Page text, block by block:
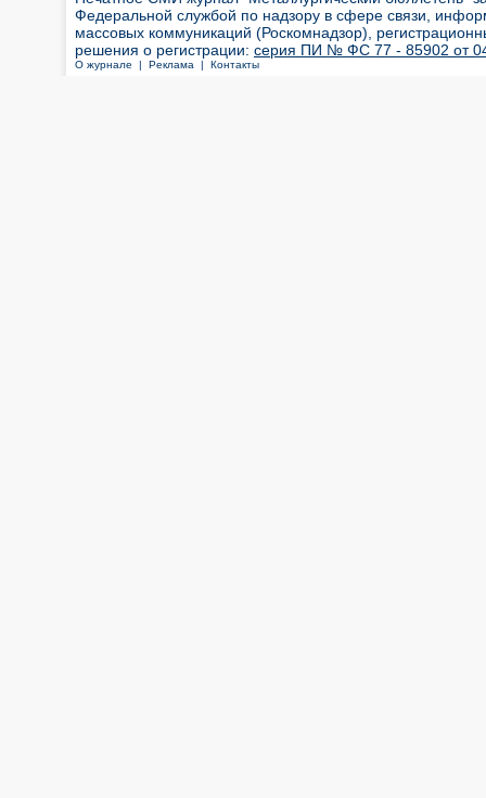
Федеральной службой по надзору в сфере связи,
массовых коммуникаций (Роскомнадзор),
решения о регистрации: серия ПИ № ФС 77 - 85902 от 04
О журнале | Реклама | Контакты